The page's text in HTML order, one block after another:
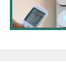
に需給対応